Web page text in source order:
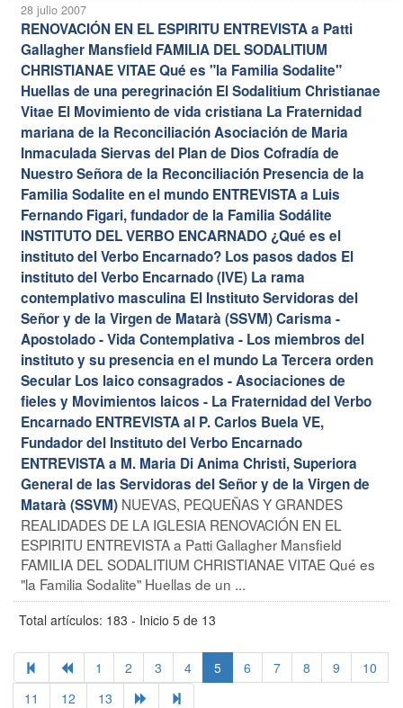
28 julio 2007
RENOVACIÓN EN EL ESPIRITU ENTREVISTA a Patti
Gallagher Mansfield FAMILIA DEL SODALITIUM
CHRISTIANAE VITAE Qué es "la Familia Sodalite"
Huellas de una peregrinación El Sodalitium Christianae
Vitae El Movimiento de vida cristiana La Fraternidad
mariana de la Reconciliación Asociación de Maria
Inmaculada Siervas del Plan de Dios Cofradía de
Nuestro Señora de la Reconciliación Presencia de la
Familia Sodalite en el mundo ENTREVISTA a Luis
Fernando Figari, fundador de la Familia Sodálite
INSTITUTO DEL VERBO ENCARNADO ¿Qué es el
instituto del Verbo Encarnado? Los pasos dados El
instituto del Verbo Encarnado (IVE) La rama
contemplativo masculina El Instituto Servidoras del
Señor y de la Virgen de Matarà (SSVM) Carisma -
Apostolado - Vida Contemplativa - Los miembros del
instituto y su presencia en el mundo La Tercera orden
Secular Los laico consagrados - Asociaciones de
fieles y Movimientos laicos - La Fraternidad del Verbo
Encarnado ENTREVISTA al P. Carlos Buela VE,
Fundador del Instituto del Verbo Encarnado
ENTREVISTA a M. Maria Di Anima Christi, Superiora
General de las Servidoras del Señor y de la Virgen de
Matarà (SSVM) NUEVAS, PEQUEÑAS Y GRANDES
REALIDADES DE LA IGLESIA RENOVACIÓN EN EL
ESPIRITU ENTREVISTA a Patti Gallagher Mansfield
FAMILIA DEL SODALITIUM CHRISTIANAE VITAE Qué es
"la Familia Sodalite" Huellas de un ...
Total artículos: 183 - Inicio 5 de 13
1 2 3 4 5 6 7 8 9
10
11
12 13